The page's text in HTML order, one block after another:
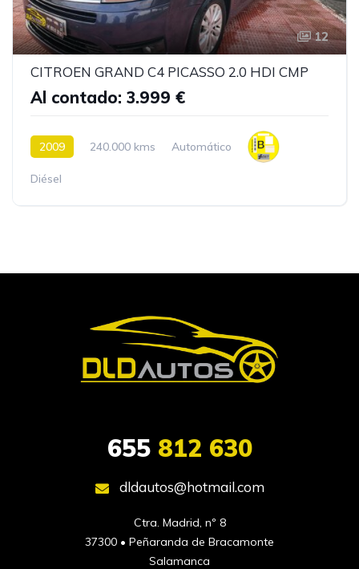
12
CITROEN GRAND C4 PICASSO 2.0 HDI CMP
Al contado: 3.999 €
2009 240.000 kms Automático
Diésel
655812 630
dldautos@hotmail.com
Ctra. Madrid, nº 8
37300 • Peñaranda de Bracamonte
Salamanca